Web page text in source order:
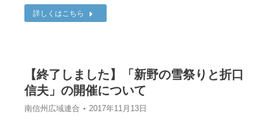
詳しくはこちら
【終了しました】「新野の雪祭りと折口
信夫」の開催について
南信州広域連合 2017年11月13日